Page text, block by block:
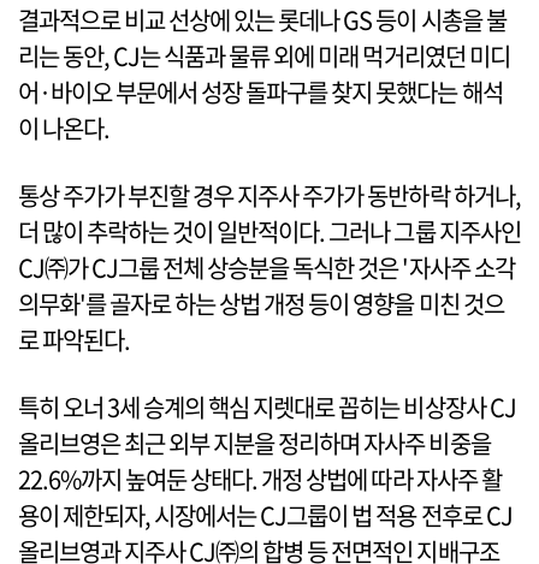
결과적으로 비교 선상에 있는 롯데나 GS 등이 시총을 불
리는 동안, CJ는 식품과 물류 외에 미래 먹거리였던 미디
어·바이오 부문에서 성장 돌파구를 찾지 못했다는 해석
이 나온다.
통상 주가가 부진할 경우 지주사 주가가 동반하락 하거나,
더 많이 추락하는 것이 일반적이다. 그러나 그룹 지주사인
CJ㈜가 CJ그룹 전체 상승분을 독식한 것은 '자사주 소각
의무화'를 골자로 하는 상법 개정 등이 영향을 미친 것으
로 파악된다.
특히 오너 3세 승계의 핵심 지렛대로 꼽히는 비상장사 CJ
올리브영은 최근 외부 지분을 정리하며 자사주 비중을
22.6%까지 높여둔 상태다. 개정 상법에 따라 자사주 활
용이 제한되자, 시장에서는 CJ그룹이 법 적용 전후로 CJ
올리브영과 지주사 CJ㈜의 합병 등 전면적인 지배구조